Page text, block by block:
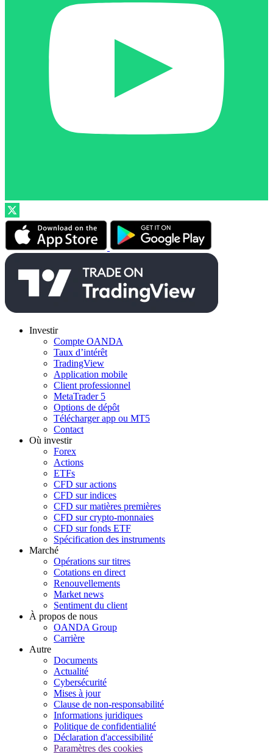
Investir
Compte OANDA
Taux d’intérêt
TradingView
Application mobile
Client professionnel
MetaTrader 5
Options de dépôt
Télécharger app ou MT5
Contact
Où investir
Forex
Actions
ETFs
CFD sur actions
CFD sur indices
CFD sur matières premières
CFD sur crypto-monnaies
CFD sur fonds ETF
Spécification des instruments
Marché
Opérations sur titres
Cotations en direct
Renouvellements
Market news
Sentiment du client
À propos de nous
OANDA Group
Carrière
Autre
Documents
Actualité
Cybersécurité
Mises à jour
Clause de non-responsabilité
Informations juridiques
Politique de confidentialité
Déclaration d'accessibilité
Paramètres des cookies